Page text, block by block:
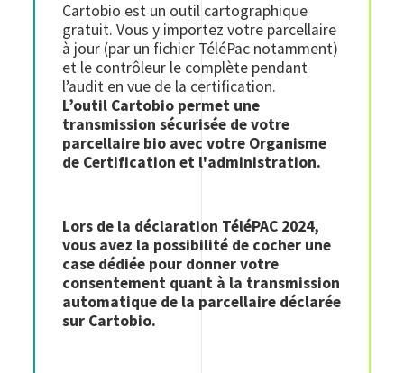
Cartobio est un outil cartographique
gratuit. Vous y importez votre parcellaire
à jour (par un fichier TéléPac notamment)
et le contrôleur le complète pendant
l’audit en vue de la certification.
L’outil Cartobio permet une
transmission sécurisée de votre
parcellaire bio avec votre Organisme
de Certification et l'administration.
Lors de la déclaration TéléPAC 2024,
vous avez la possibilité de cocher une
case dédiée pour donner votre
consentement quant à la transmission
automatique de la parcellaire déclarée
sur Cartobio.